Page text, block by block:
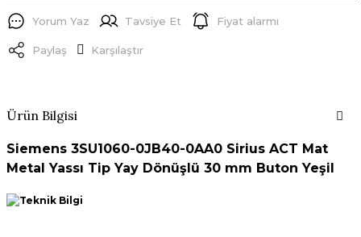
Yorum Yaz Tavsiye Et Fiyat alarmı
Paylaş Karşılaştır
Ürün Bilgisi
Siemens 3SU1060-0JB40-0AA0 Sirius ACT Mat
Metal Yassı Tip Yay Dönüşlü 30 mm Buton Yeşil